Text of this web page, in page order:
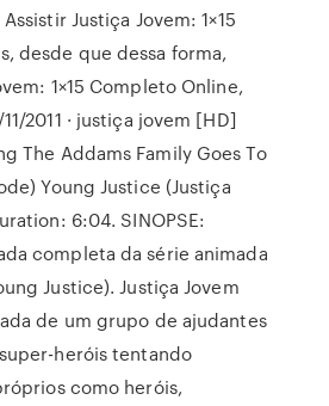
Justiça Jovem: 1×15
desde que dessa forma,
1×15 Completo Online,
2011 · justiça jovem [HD]
The Addams Family Goes To
Young Justice (Justiça
6:04. SINOPSE:
completa da série animada
Justice). Justiça Jovem
de um grupo de ajudantes
heróis tentando
como heróis,